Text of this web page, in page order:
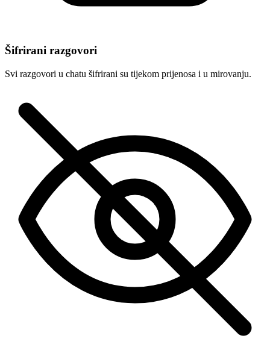
Šifrirani razgovori
Svi razgovori u chatu šifrirani su tijekom prijenosa i u mirovanju.